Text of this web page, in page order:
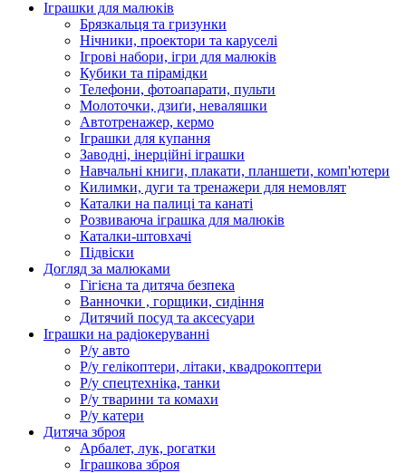
Іграшки для малюків
Брязкальця та гризунки
Нічники, проектори та каруселі
Ігрові набори, ігри для малюків
Кубики та пірамідки
Телефони, фотоапарати, пульти
Молоточки, дзиґи, неваляшки
Автотренажер, кермо
Іграшки для купання
Заводні, інерційні іграшки
Навчальні книги, плакати, планшети, комп'ютери
Килимки, дуги та тренажери для немовлят
Каталки на палиці та канаті
Розвиваюча іграшка для малюків
Каталки-штовхачі
Підвіски
Догляд за малюками
Гігієна та дитяча безпека
Ванночки , горщики, сидіння
Дитячий посуд та аксесуари
Іграшки на радіокеруванні
Р/у авто
Р/у гелікоптери, літаки, квадрокоптери
Р/у спецтехніка, танки
Р/у тварини та комахи
Р/у катери
Дитяча зброя
Арбалет, лук, рогатки
Іграшкова зброя